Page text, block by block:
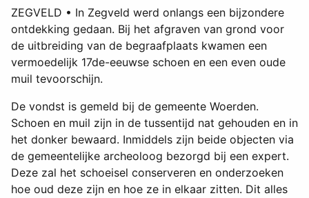
ZEGVELD • In Zegveld werd onlangs een bijzondere
ontdekking gedaan. Bij het afgraven van grond voor
de uitbreiding van de begraafplaats kwamen een
vermoedelijk 17de-eeuwse schoen en een even oude
muil tevoorschijn.
De vondst is gemeld bij de gemeente Woerden.
Schoen en muil zijn in de tussentijd nat gehouden en in
het donker bewaard. Inmiddels zijn beide objecten via
de gemeentelijke archeoloog bezorgd bij een expert.
Deze zal het schoeisel conserveren en onderzoeken
hoe oud deze zijn en hoe ze in elkaar zitten. Dit alles